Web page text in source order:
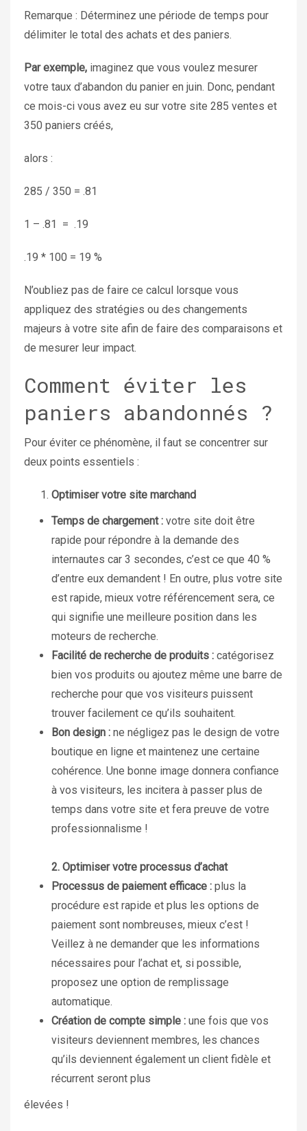
Remarque : Déterminez une période de temps pour
délimiter le total des achats et des paniers.
Par exemple, imaginez que vous voulez mesurer
votre taux d’abandon du panier en juin. Donc, pendant
ce mois-ci vous avez eu sur votre site 285 ventes et
350 paniers créés,
alors :
285 / 350 = .81
1 – .81 = .19
.19 * 100 = 19 %
N’oubliez pas de faire ce calcul lorsque vous
appliquez des stratégies ou des changements
majeurs à votre site afin de faire des comparaisons et
de mesurer leur impact.
Comment éviter les
paniers abandonnés ?
Pour éviter ce phénomène, il faut se concentrer sur
deux points essentiels :
Optimiser votre site marchand
Temps de chargement : votre site doit être
rapide pour répondre à la demande des
internautes car 3 secondes, c’est ce que 40 %
d’entre eux demandent ! En outre, plus votre site
est rapide, mieux votre référencement sera, ce
qui signifie une meilleure position dans les
moteurs de recherche.
Facilité de recherche de produits : catégorisez
bien vos produits ou ajoutez même une barre de
recherche pour que vos visiteurs puissent
trouver facilement ce qu’ils souhaitent.
Bon design : ne négligez pas le design de votre
boutique en ligne et maintenez une certaine
cohérence. Une bonne image donnera confiance
à vos visiteurs, les incitera à passer plus de
temps dans votre site et fera preuve de votre
professionnalisme !
2. Optimiser votre processus d’achat
Processus de paiement efficace : plus la
procédure est rapide et plus les options de
paiement sont nombreuses, mieux c’est !
Veillez à ne demander que les informations
nécessaires pour l’achat et, si possible,
proposez une option de remplissage
automatique.
Création de compte simple : une fois que vos
visiteurs deviennent membres, les chances
qu’ils deviennent également un client fidèle et
récurrent seront plus
élevées !